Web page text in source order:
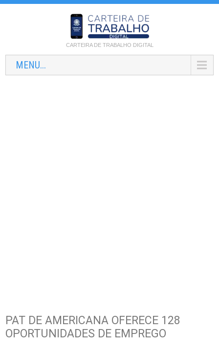
CARTEIRA DE TRABALHO DIGITAL
MENU...
PAT DE AMERICANA OFERECE 128
OPORTUNIDADES DE EMPREGO